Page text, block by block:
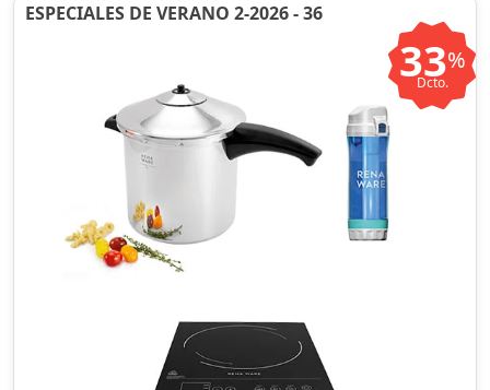
ESPECIALES DE VERANO 2-2026 - 36
33%
Dcto.